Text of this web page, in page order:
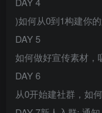
)如何从0到1构建你
DAY 5
如何做好宣传素材，
DAY 6
从0开始建社群，如